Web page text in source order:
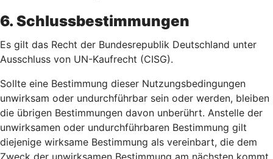
6. Schlussbestimmungen
Es gilt das Recht der Bundesrepublik Deutschland unter
Ausschluss von UN-Kaufrecht (CISG).
Sollte eine Bestimmung dieser Nutzungsbedingungen
unwirksam oder undurchführbar sein oder werden, bleiben
die übrigen Bestimmungen davon unberührt. Anstelle der
unwirksamen oder undurchführbaren Bestimmung gilt
diejenige wirksame Bestimmung als vereinbart, die dem
Zweck der unwirksamen Bestimmung am nächsten kommt.